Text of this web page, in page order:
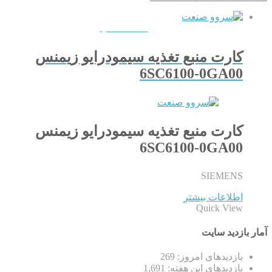
کارت منبع تغذیه سیمودرایو زیمنس
6SC6100-0GA00
کارت منبع تغذیه سیمودرایو زیمنس
6SC6100-0GA00
SIEMENS
اطلاعات بیشتر
Quick View
آمار بازدید سایت
بازدیدهای امروز: 269
بازدیدهای این هفته: 1,691